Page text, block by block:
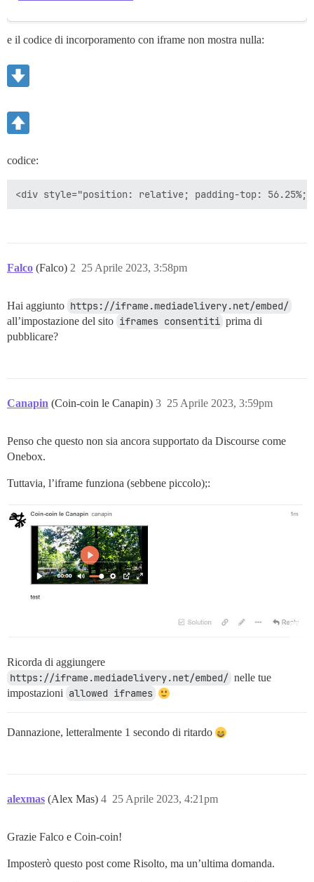
e il codice di incorporamento con iframe non mostra nulla:
codice:
Falco (Falco) 25 Aprile 2023, 3:58pm
2
Hai aggiunto https://iframe.mediadelivery.net/embed/
all’impostazione del sito iframes consentiti prima di
pubblicare?
Canapin (Coin-coin le Canapin) 25 Aprile 2023, 3:59pm
3
Penso che questo non sia ancora supportato da Discourse come
Onebox.
Tuttavia, l’iframe funziona (sebbene piccolo);:
Ricorda di aggiungere
https://iframe.mediadelivery.net/embed/ nelle tue
impostazioni allowed iframes
Dannazione, letteralmente 1 secondo di ritardo
alexmas (Alex Mas) 25 Aprile 2023, 4:21pm
4
Grazie Falco e Coin-coin!
Imposterò questo post come Risolto, ma un’ultima domanda.